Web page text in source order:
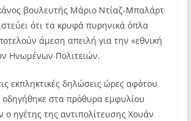
βουλευτής Μάριο Ντίαζ-Μπαλάρτ
ότι τα κρυφά πυρηνικά όπλα
άμεση απειλή για την «εθνική
Ηνωμένων Πολιτειών.
εκπληκτικές δηλώσεις ώρες αφότου
οδηγήθηκε στα πρόθυρα εμφυλίου
ο ηγέτης της αντιπολίτευσης Χουάν